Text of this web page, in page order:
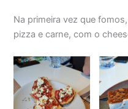
Na primeira vez que
pizza e carne, com o